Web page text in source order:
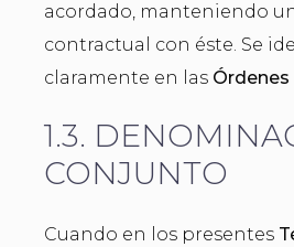
acordado, manteniendo
contractual con éste. Se
claramente en las Órdenes
1.3.
CONJUNTO
Cuando en los presentes